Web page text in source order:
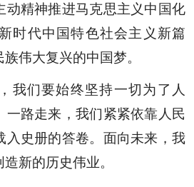
动精神推进马克思主义中国化
时代中国特色社会主义新篇
伟大复兴的中国梦。
们要始终坚持一切为了人
一路走来，我们紧紧依靠人民
入史册的答卷。面向未来，我
新的历史伟业。